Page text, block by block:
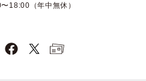
18:00（年中無休）